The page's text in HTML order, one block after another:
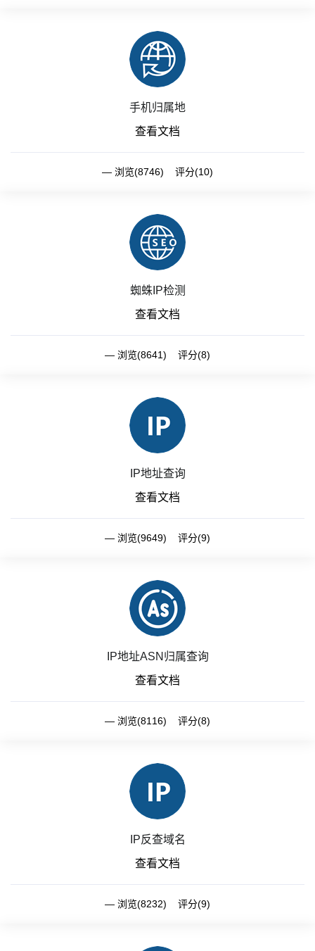
手机归属地
查看文档
浏览(8746) 评分(10)
蜘蛛IP检测
查看文档
浏览(8641) 评分(8)
IP地址查询
查看文档
浏览(9649) 评分(9)
IP地址ASN归属查询
查看文档
浏览(8116) 评分(8)
IP反查域名
查看文档
浏览(8232) 评分(9)